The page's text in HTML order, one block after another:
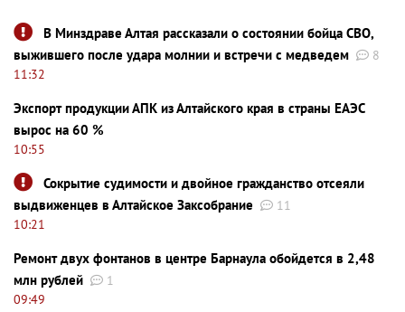
В Минздраве Алтая рассказали о состоянии бойца СВО,
выжившего после удара молнии и встречи с медведем
8
11:32
Экспорт продукции АПК из Алтайского края в страны ЕАЭС
вырос на 60 %
10:55
Сокрытие судимости и двойное гражданство отсеяли
выдвиженцев в Алтайское Заксобрание
11
10:21
Ремонт двух фонтанов в центре Барнаула обойдется в 2,48
млн рублей
1
09:49